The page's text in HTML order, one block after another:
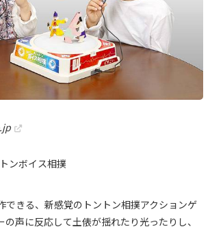
ンボイス相撲
できる、新感覚のトントン相撲アクションゲ
声に反応して土俵が揺れたり光ったりし、